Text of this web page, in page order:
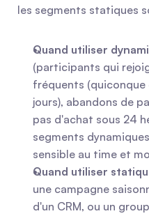
les segments statiques
Quand utiliser
(participants qui
fréquents
jours), abandons de
pas d'achat sous 24
segments
sensible au time et
Quand utiliser
une campagne
d'un CRM, ou un